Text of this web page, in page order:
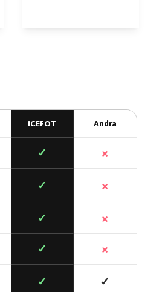
ICEFOT Andra
✓ ×
✓ ×
✓ ×
✓ ×
✓ ✓